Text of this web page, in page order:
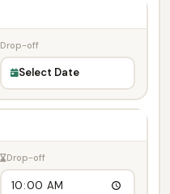
Drop-off
Select Date
Drop-off